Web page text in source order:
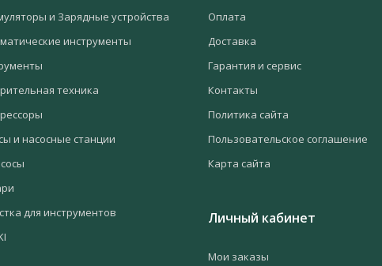
и Зарядные устройства
инструменты
техника
и насосные станции
для инструментов
Оплата
Доставка
Гарантия и сервис
Контакты
Политика сайта
Пользовательское соглашение
Карта сайта
Личный кабинет
Мои заказы